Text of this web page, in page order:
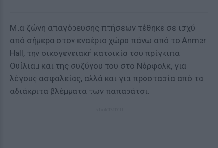
Μια ζώνη απαγόρευσης πτήσεων τέθηκε σε ισχύ
από σήμερα στον εναέριο χώρο πάνω από το Anmer
Hall, την οικογενειακή κατοικία του πρίγκιπα
Ουίλιαμ και της συζύγου του στο Νόρφολκ, για
λόγους ασφαλείας, αλλά και για προστασία από τα
αδιάκριτα βλέμματα των παπαράτσι.